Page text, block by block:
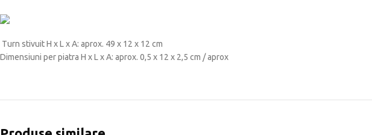
Turn stivuit H x L x A: aprox. 49 x 12 x 12 cm
Dimensiuni per piatra H x L x A: aprox. 0,5 x 12 x 2,5 cm / aprox